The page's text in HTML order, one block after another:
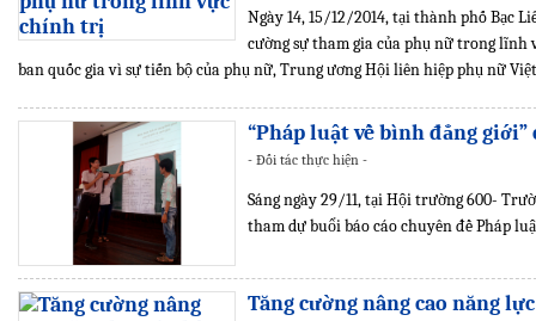
Ngày 14, 15/12/2014, tại thành phố Bạc
cường sự tham gia của phụ nữ trong lĩnh
ban quốc gia vì sự tiến bộ của phụ nữ, Trung ương Hội liên hiệp phụ nữ
“Pháp luật về bình đẳng
- Đối tác thực hiện -
Sáng ngày 29/11, tại Hội trường 600-
tham dự buổi báo cáo chuyên đề Pháp
Tăng cường nâng cao năng